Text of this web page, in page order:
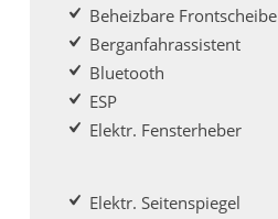
Beheizbare Frontscheibe
Berganfahrassistent
Bluetooth
ESP
Elektr. Fensterheber
Elektr. Seitenspiegel